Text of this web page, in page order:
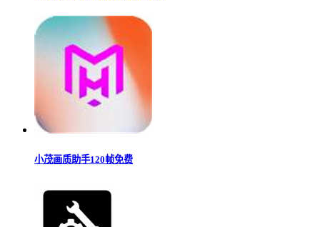
小茂画质助手120帧免费